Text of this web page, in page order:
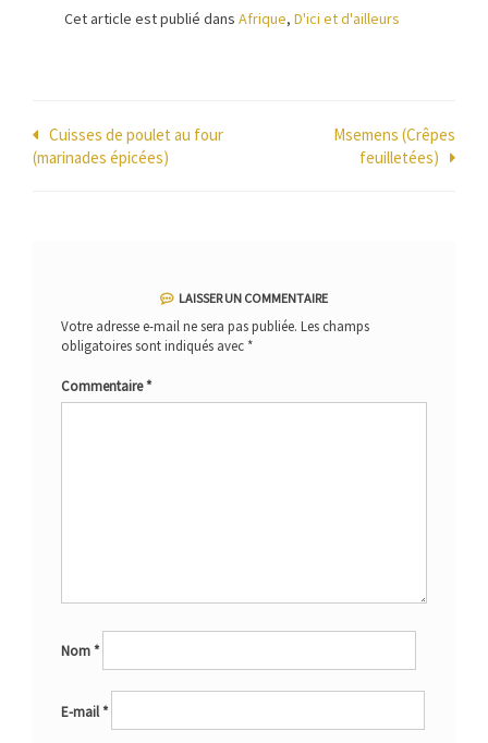
Cet article est publié dans Afrique, D'ici et d'ailleurs
Navigation
de
Cuisses de poulet au four
(marinades épicées)
Msemens (Crêpes
feuilletées)
LAISSER UN COMMENTAIRE
Votre adresse e-mail ne sera pas publiée. Les champs
obligatoires sont indiqués avec *
Commentaire*
Nom*
E-mail*